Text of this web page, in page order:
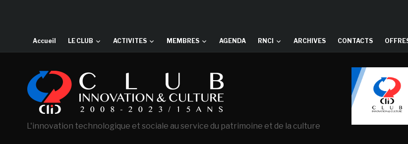
Accueil LE CLUB ACTIVITES MEMBRES AGENDA RNCI ARCHIVES CONTACTS
L'innovation technologique et sociale au service du patrimoine et de la culture